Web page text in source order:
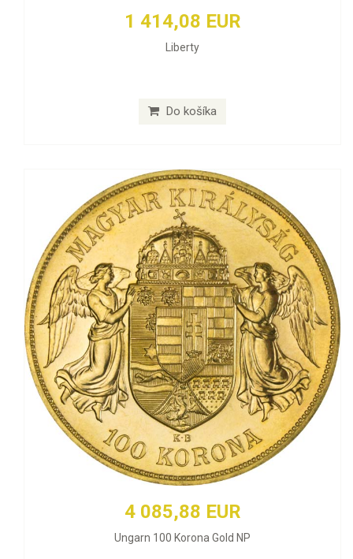
1 414,08 EUR
Liberty
Do košíka
4 085,88 EUR
Ungarn 100 Korona Gold NP